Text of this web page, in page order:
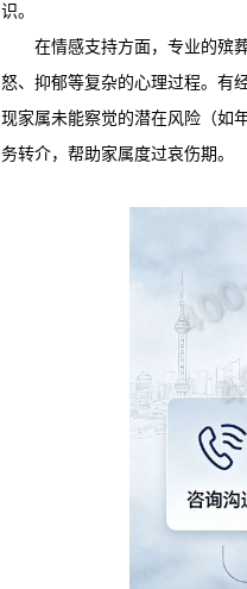
识。
在情感支持方面，专业的殡
怒、抑郁等复杂的心理过程。有
现家属未能察觉的潜在风险（如
务转介，帮助家属度过哀伤期。